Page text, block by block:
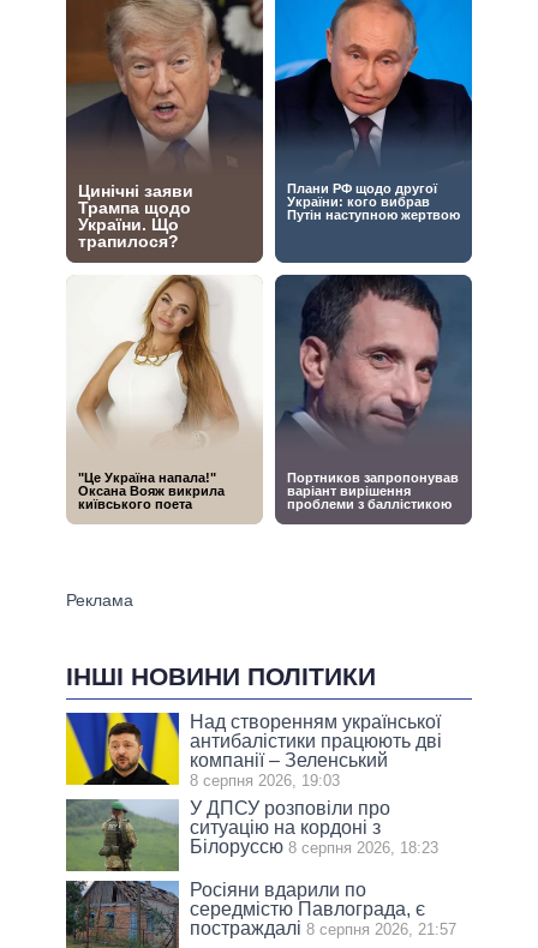
ІНШІ НОВИНИ ПОЛІТИКИ
Над створенням української
антибалістики працюють дві
компанії – Зеленський
8 серпня 2026, 19:03
У ДПСУ розповіли про
ситуацію на кордоні з
Білоруссю 8 серпня 2026, 18:23
Росіяни вдарили по
середмістю Павлограда, є
постраждалі 8 серпня 2026, 21:57